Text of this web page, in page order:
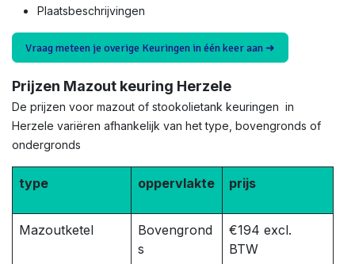
Plaatsbeschrijvingen
Vraag meteen je overige Keuringen in één keer aan ➜
Prijzen Mazout keuring Herzele
De prijzen voor mazout of stookolietank keuringen in
Herzele variëren afhankelijk van het type, bovengronds of
ondergronds
type oppervlakte prijs
Mazoutketel
Bovengrond
s
€194 excl.
BTW